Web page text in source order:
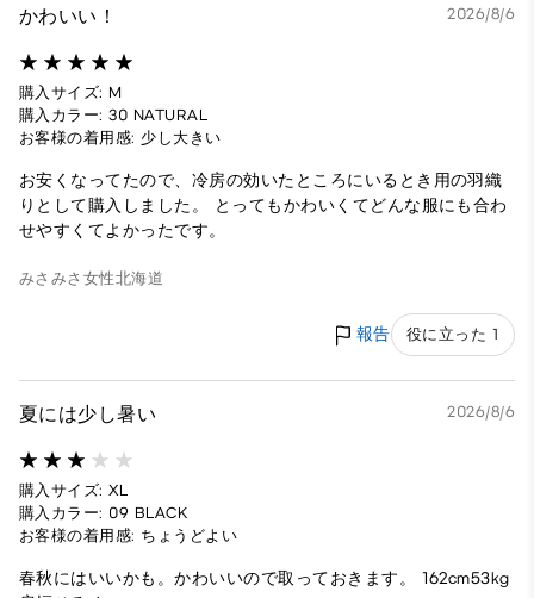
かわいい！ 2026/8/6
購入サイズ: M
購入カラー: 30 NATURAL
お客様の着用感: 少し大きい
お安くなってたので、冷房の効いたところにいるとき用の羽織
りとして購入しました。 とってもかわいくてどんな服にも合わ
せやすくてよかったです。
みさみさ 女性北海道
報告 役に立った 1
夏には少し暑い 2026/8/6
購入サイズ: XL
購入カラー: 09 BLACK
お客様の着用感: ちょうどよい
春秋にはいいかも。かわいいので取っておきます。 162cm53kg